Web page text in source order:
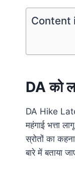
Content
DAको
DA Hike
महंगाई भत्ता
स्रोतों का
बारे में बताया